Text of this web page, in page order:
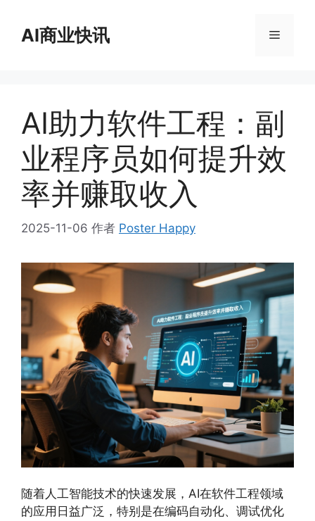
AI商业快讯 菜
AI助力软件工程：副
业程序员如何提升效
率并赚取收入
2025-11-06 作者 Poster Happy
随着人工智能技术的快速发展，AI在软件工程领域
的应用日益广泛，特别是在编码自动化、调试优化